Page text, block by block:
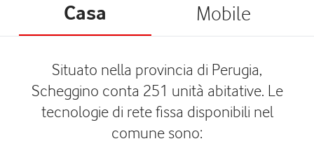
Casa Mobile
Situato nella provincia di Perugia,
Scheggino conta 251 unità abitative. Le
tecnologie di rete fissa disponibili nel
comune sono: